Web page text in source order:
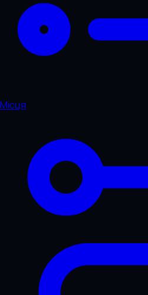
Місця